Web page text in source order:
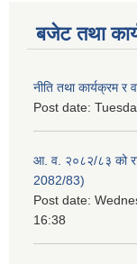
बजेट तथा
नीति तथा कार्यक्रम
Post date:
आ. व. २०८२/८३ को
2082/83)
Post date:
16:38